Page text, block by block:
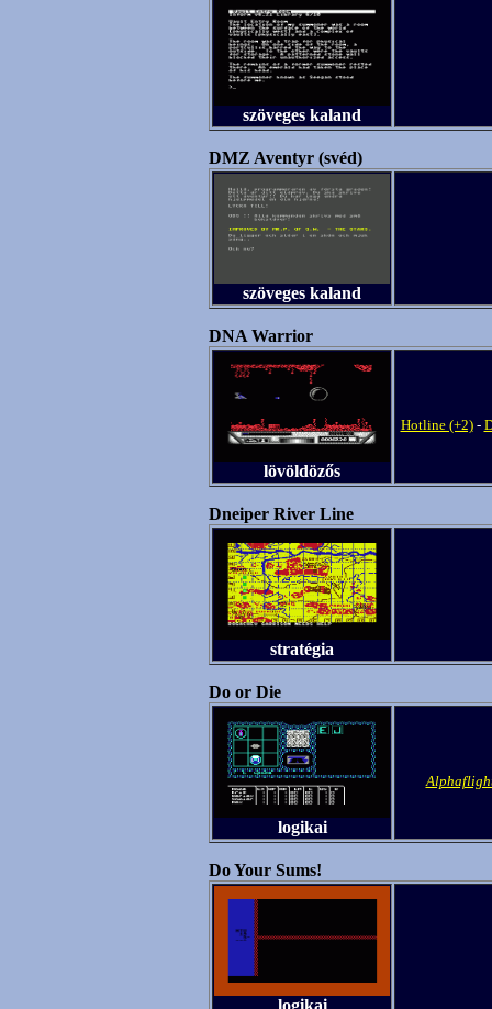
szöveges kaland
DMZ Aventyr (svéd)
szöveges kaland
DNA Warrior
lövöldözős
Hotline (+2)-
Dneiper River Line
stratégia
Do or Die
logikai
Do Your Sums!
logikai